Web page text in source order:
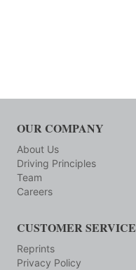
OUR COMPANY
About Us
Driving Principles
Team
Careers
CUSTOMER SERVICE
Reprints
Privacy Policy